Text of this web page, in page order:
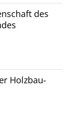
des
Holzbau-